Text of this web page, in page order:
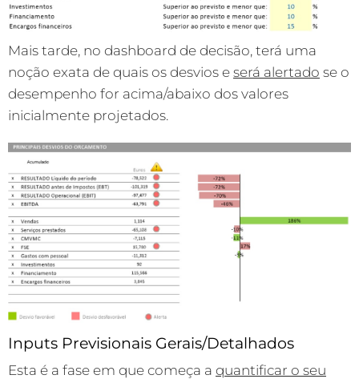
Mais tarde, no dashboard de decisão, terá uma
noção exata de quais os desvios e será alertado se o
desempenho for acima/abaixo dos valores
inicialmente projetados.
Inputs Previsionais Gerais/Detalhados
Esta é a fase em que começa a quantificar o seu